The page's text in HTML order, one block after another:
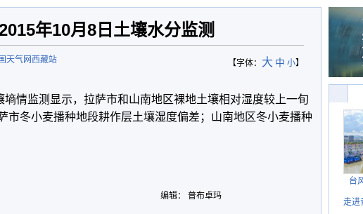
年10月8日土壤水分监测
【字体： 大 中 小】
天气网西藏站
情监测显示，拉萨市和山南地区裸地土壤相对湿度较上一旬
市冬小麦播种地段耕作层土壤湿度偏差；山南地区冬小麦播种
编辑： 普布卓玛
台
走进